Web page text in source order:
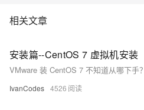
相关文章
安装篇--CentOS 7 虚拟机安装
IvanCodes 4526